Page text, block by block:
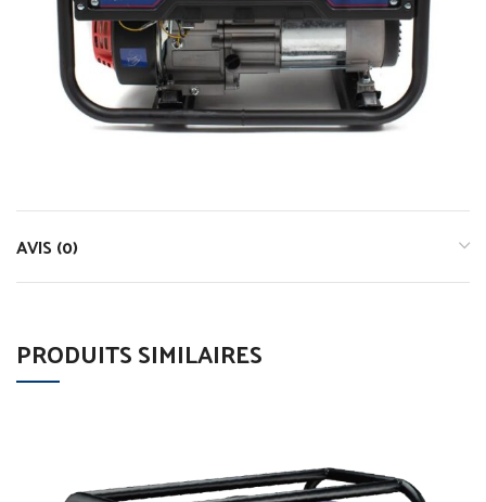
AVIS (0)
PRODUITS SIMILAIRES